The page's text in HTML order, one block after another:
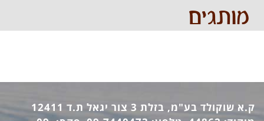
מותגים
ק.א שוקולד בע"מ, בזלת 3 צור יגאל ת.ד 12411